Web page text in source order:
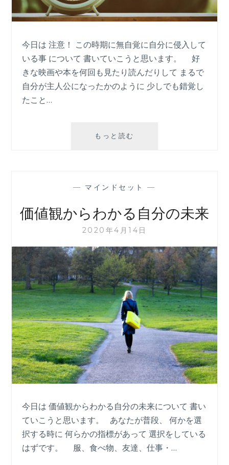
今日は 注意！ この時期に無自覚に自分に侵入して
いる事 について 書いていこうと思います。 好
きな映画や本を何回も見たり読んだりして まるで
自分が主人公になったかのように 少しでも錯覚し
たこと…
もっと読む
期
無
覚
に
自
分
に
侵
入
し
て
い
る
事
— マインドセット —
価値観からわかる自分の未来
2020年4月14日
今日は 価値観からわかる自分の未来について 書い
ていこうと思います。 あなたが普段、 何かを選
択する時に 何らかの指標があって 選択をしている
はずです。 服、食べ物、友達、仕事・…